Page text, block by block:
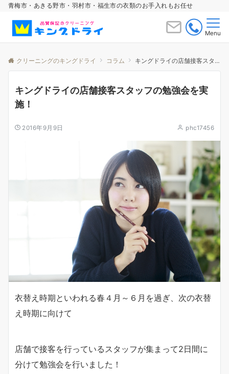
青梅市・あきる野市・羽村市・福生市の衣類のお手入れもお任せ
Menu
クリーニングのキングドライ コラム キングドライの店舗接客スタッフの勉強会を実施！
キングドライの店舗接客スタッフの勉強会を実
施！
2016年9月9日 phc17456
衣替え時期といわれる春４月～６月を過ぎ、次の衣替
え時期に向けて
店舗で接客を行っているスタッフが集まって2日間に
分けて勉強会を行いました！